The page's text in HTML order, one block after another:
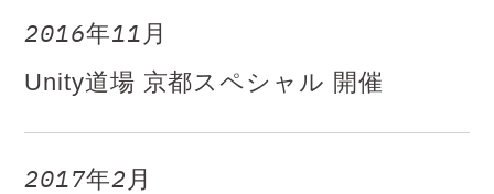
2016年11月
Unity道場 京都スペシャル 開催
2017年2月